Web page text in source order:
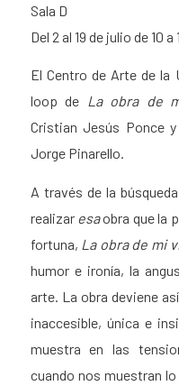
Sala D
Del 2 al 19 de julio de 10 a
El Centro de Arte de la
loop de La obra de
Cristian Jesús Ponce
Jorge Pinarello.
A través de la
realizar esaobra que la
fortuna, La obra de mi
humor e ironía, la
arte. La obra deviene
inaccesible, única e
muestra en las
cuando nos muestran